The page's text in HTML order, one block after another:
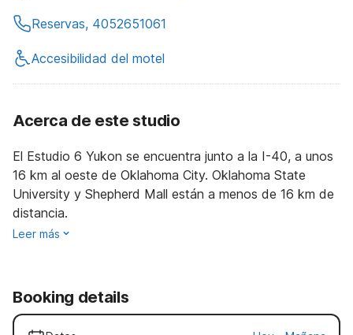
Reservas, 4052651061
Accesibilidad del motel
Acerca de este studio
El Estudio 6 Yukon se encuentra junto a la I-40, a unos
16 km al oeste de Oklahoma City. Oklahoma State
University y Shepherd Mall están a menos de 16 km de
distancia.
Leer más
Booking details